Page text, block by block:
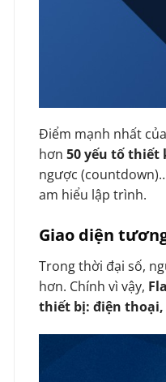
Điểm mạnh nhất của
hơn 50 yếu tố thiết
ngược
am hiểu lập trình.
Giao diện
Trong thời đại số,
hơn. Chính vì vậy,
thiết bị: điện thoại,